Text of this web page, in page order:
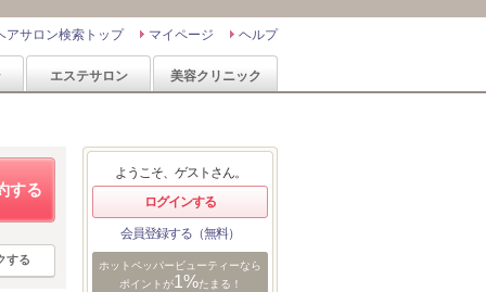
ヘルプ
マイページ
アサロン検索トップ
エステサロン 美容クリニック
する
する
ようこそ、ゲストさん。
ログインする
会員登録する（無料）
ホットペッパービューティーなら
ポイントが1%たまる！